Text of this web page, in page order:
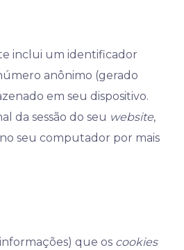
inclui um identificador
anônimo (gerado
em seu dispositivo.
da sessão do seu website,
seu computador por mais
que os cookies